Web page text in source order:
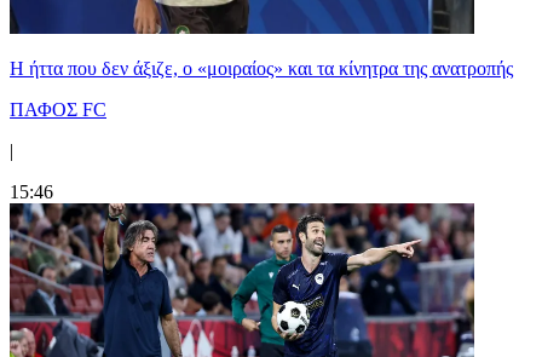
Η ήττα που δεν άξιζε, ο «μοιραίος» και τα κίνητρα της ανατροπής
ΠΑΦΟΣ FC
|
15:46